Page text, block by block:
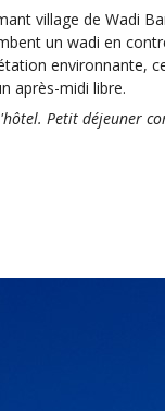
village de Wadi
un wadi en
environnante,
après-midi libre.
Petit déjeuner